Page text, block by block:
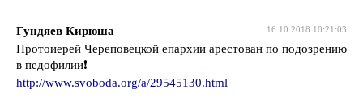
16.10.2018 10:21:03
Гундяев Кирюша
Протоиерей Череповецкой епархии арестован по подозрению
в педофилии❗️
http://www.svoboda.org/a/29545130.html